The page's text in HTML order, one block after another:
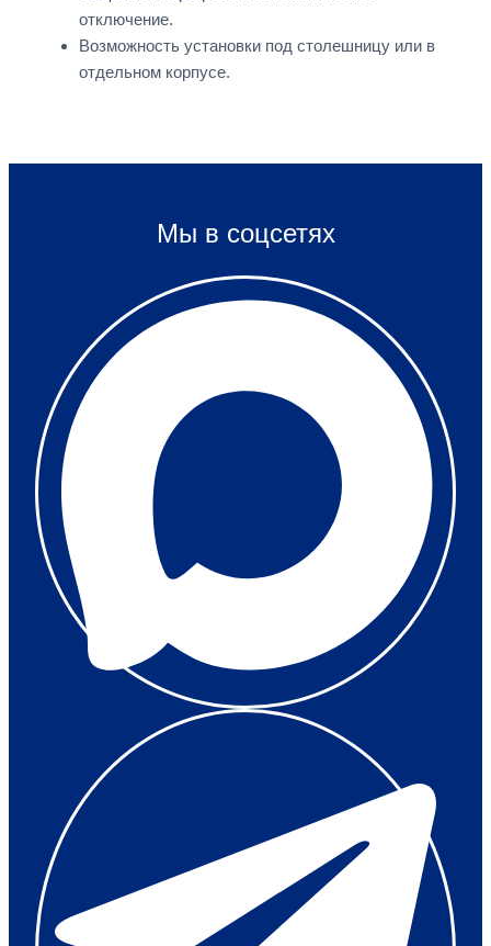
отключение.
Возможность установки под столешницу или в
отдельном корпусе.
Мы в соцсетях